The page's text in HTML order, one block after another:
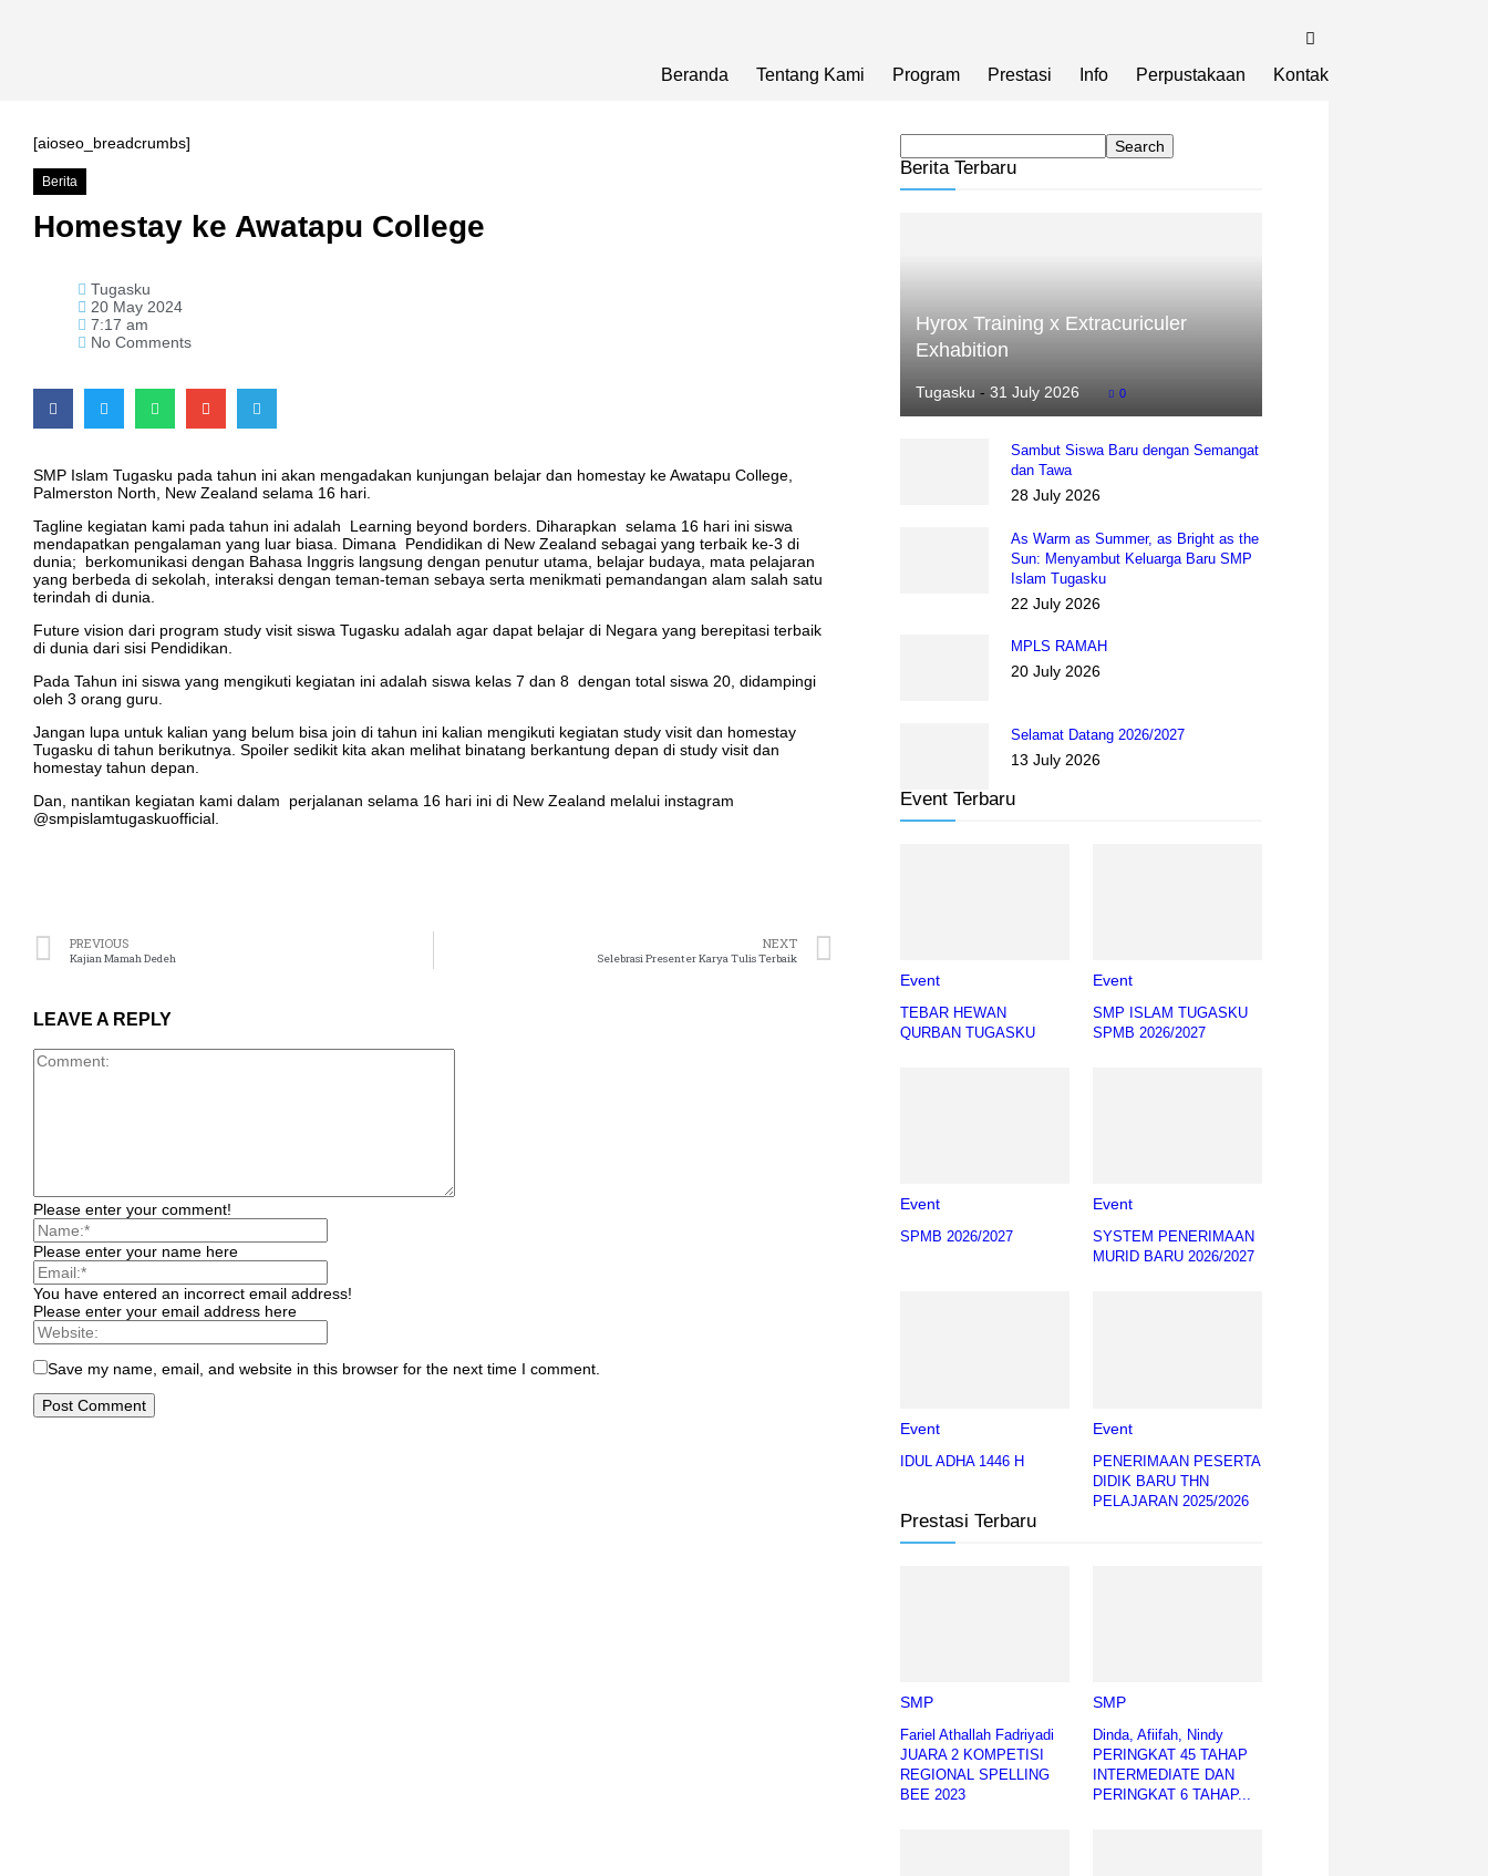
Beranda Tentang Kami Program Prestasi Info Perpustakaan Kontak
[aioseo_breadcrumbs]
Berita
Homestay ke Awatapu College
Tugasku
20 May 2024
7:17 am
No Comments
SMP Islam Tugasku pada tahun ini akan mengadakan kunjungan belajar dan homestay ke Awatapu College,
Palmerston North, New Zealand selama 16 hari.
Tagline kegiatan kami pada tahun ini adalah Learning beyond borders. Diharapkan selama 16 hari ini siswa
mendapatkan pengalaman yang luar biasa. Dimana Pendidikan di New Zealand sebagai yang terbaik ke-3 di
dunia; berkomunikasi dengan Bahasa Inggris langsung dengan penutur utama, belajar budaya, mata pelajaran
yang berbeda di sekolah, interaksi dengan teman-teman sebaya serta menikmati pemandangan alam salah satu
terindah di dunia.
Future vision dari program study visit siswa Tugasku adalah agar dapat belajar di Negara yang berepitasi terbaik
di dunia dari sisi Pendidikan.
Pada Tahun ini siswa yang mengikuti kegiatan ini adalah siswa kelas 7 dan 8 dengan total siswa 20, didampingi
oleh 3 orang guru.
Jangan lupa untuk kalian yang belum bisa join di tahun ini kalian mengikuti kegiatan study visit dan homestay
Tugasku di tahun berikutnya. Spoiler sedikit kita akan melihat binatang berkantung depan di study visit dan
homestay tahun depan.
Dan, nantikan kegiatan kami dalam perjalanan selama 16 hari ini di New Zealand melalui instagram
@smpislamtugaskuofficial.
PREVIOUS
Kajian Mamah Dedeh
NEXT
Selebrasi Presenter Karya Tulis Terbaik
LEAVE A REPLY
Please enter your comment!
Please enter your name here
You have entered an incorrect email address!
Please enter your email address here
Save my name, email, and website in this browser for the next time I comment.
Berita Terbaru
Hyrox Training x Extracuriculer
Exhabition
Tugasku - 31 July 2026 0
Sambut Siswa Baru dengan Semangat
dan Tawa
28 July 2026
As Warm as Summer, as Bright as the
Sun: Menyambut Keluarga Baru SMP
Islam Tugasku
22 July 2026
MPLS RAMAH
20 July 2026
Selamat Datang 2026/2027
13 July 2026
Event Terbaru
Event
TEBAR HEWAN
QURBAN TUGASKU
Event
SMP ISLAM TUGASKU
SPMB 2026/2027
Event
SPMB 2026/2027
Event
SYSTEM PENERIMAAN
MURID BARU 2026/2027
Event
IDUL ADHA 1446 H
Event
PENERIMAAN PESERTA
DIDIK BARU THN
PELAJARAN 2025/2026
Prestasi Terbaru
SMP
Fariel Athallah Fadriyadi
JUARA 2 KOMPETISI
REGIONAL SPELLING
BEE 2023
SMP
Dinda, Afiifah, Nindy
PERINGKAT 45 TAHAP
INTERMEDIATE DAN
PERINGKAT 6 TAHAP...